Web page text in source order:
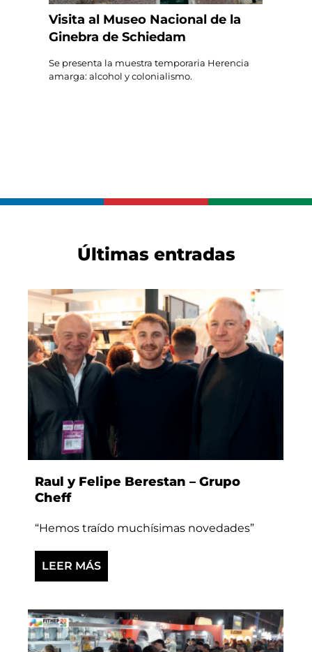
Visita al Museo Nacional de la
Ginebra de Schiedam
Se presenta la muestra temporaria Herencia
amarga: alcohol y colonialismo.
Últimas entradas
Raul y Felipe Berestan – Grupo
Cheff
“Hemos traído muchísimas novedades”
LEER MÁS